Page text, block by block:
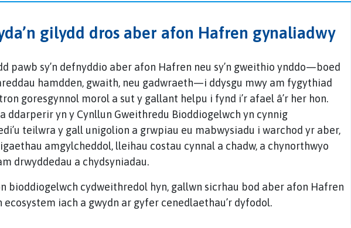
gilydd dros aber afon Hafren gynaliadwy
pawb sy’n defnyddio aber afon Hafren neu sy’n gweithio ynddo—boed
hamdden, gwaith, neu gadwraeth—i ddysgu mwy am fygythiad
goresgynnol morol a sut y gallant helpu i fynd i’r afael â’r her hon.
ddarperir yn y Cynllun Gweithredu Bioddiogelwch yn cynnig
teilwra y gall unigolion a grwpiau eu mabwysiadu i warchod yr aber,
amgylcheddol, lleihau costau cynnal a chadw, a chynorthwyo
drwyddedau a chydsyniadau.
bioddiogelwch cydweithredol hyn, gallwn sicrhau bod aber afon Hafren
ecosystem iach a gwydn ar gyfer cenedlaethau’r dyfodol.